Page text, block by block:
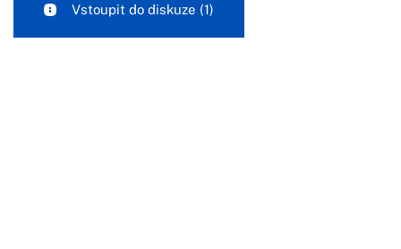
Vstoupit do diskuze (1)